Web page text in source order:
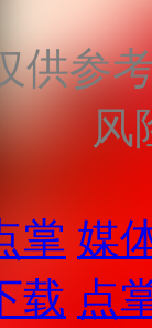
供参
风
掌 媒
载 点